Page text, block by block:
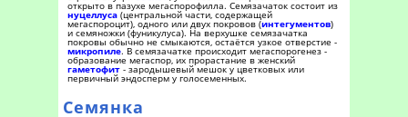
открыто в пазухе мегаспорофилла. Семязачаток состоит из
нуцеллуса (центральной части, содержащей
мегаспороцит), одного или двух покровов (интегументов)
и семяножки (фуникулуса). На верхушке семязачатка
покровы обычно не смыкаются, остаётся узкое отверстие -
микропиле. В семязачатке происходит мегаспорогенез -
образование мегаспор, их прорастание в женский
гаметофит - зародышевый мешок у цветковых или
первичный эндосперм у голосеменных.
Семянка